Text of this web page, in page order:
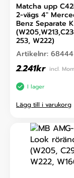
Matcha upp
2-vägs 4″
Benz Separate
253, W222)
Artikelnr: 68444
2.241kr incl.
I lager
Lägg till i varukorg